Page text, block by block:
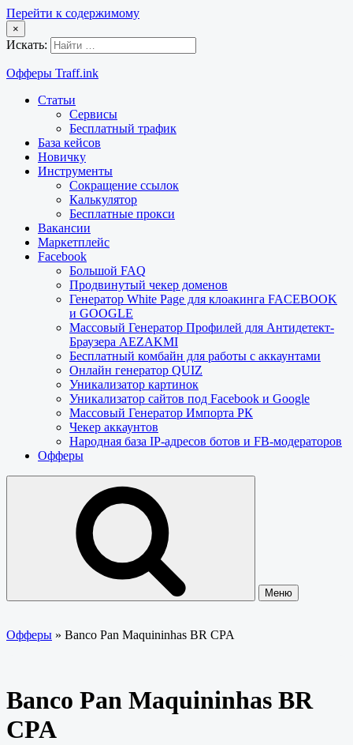
Перейти к содержимому
×
Искать:
Офферы Traff.ink
Статьи
Сервисы
Бесплатный трафик
База кейсов
Новичку
Инструменты
Сокращение ссылок
Калькулятор
Бесплатные прокси
Вакансии
Маркетплейс
Facebook
Большой FAQ
Продвинутый чекер доменов
Генератор White Page для клоакинга FACEBOOK
и GOOGLE
Массовый Генератор Профилей для Антидетект-
Браузера AEZAKMI
Бесплатный комбайн для работы с аккаунтами
Онлайн генератор QUIZ
Уникализатор картинок
Уникализатор сайтов под Facebook и Google
Массовый Генератор Импорта РК
Чекер аккаунтов
Народная база IP-адресов ботов и FB-модераторов
Офферы
Меню
Офферы » Banco Pan Maquininhas BR CPA
Banco Pan Maquininhas BR
CPA